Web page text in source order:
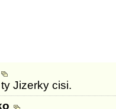
Jizerky cisi.